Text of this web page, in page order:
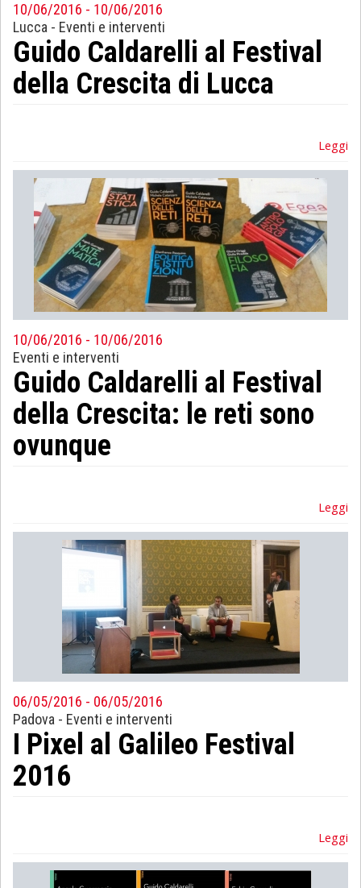
10/06/2016 - 10/06/2016
Lucca - Eventi e interventi
Guido Caldarelli al Festival
della Crescita di Lucca
Leggi
10/06/2016 - 10/06/2016
Eventi e interventi
Guido Caldarelli al Festival
della Crescita: le reti sono
ovunque
Leggi
06/05/2016 - 06/05/2016
Padova - Eventi e interventi
I Pixel al Galileo Festival
2016
Leggi